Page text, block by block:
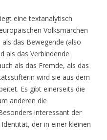
eine textanalytisch
Volksmärchen
das Bewegende (also
als das Verbindende
als das Fremde, als das
wird sie aus dem
Es gibt einerseits die
anderen die
interessant der
der in einer kleinen